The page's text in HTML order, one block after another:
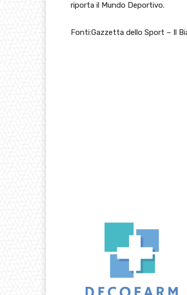
riporta il Mundo Deportivo.
Fonti:Gazzetta dello Sport – Il